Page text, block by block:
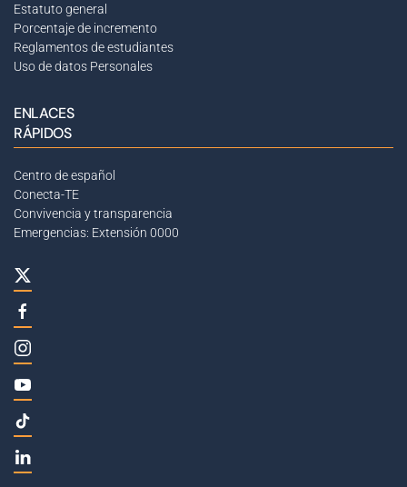
Estatuto general
Porcentaje de incremento
Reglamentos de estudiantes
Uso de datos Personales
ENLACES
RÁPIDOS
Centro de español
Conecta-TE
Convivencia y transparencia
Emergencias: Extensión 0000